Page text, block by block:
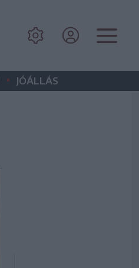
• JÓÁLLÁS